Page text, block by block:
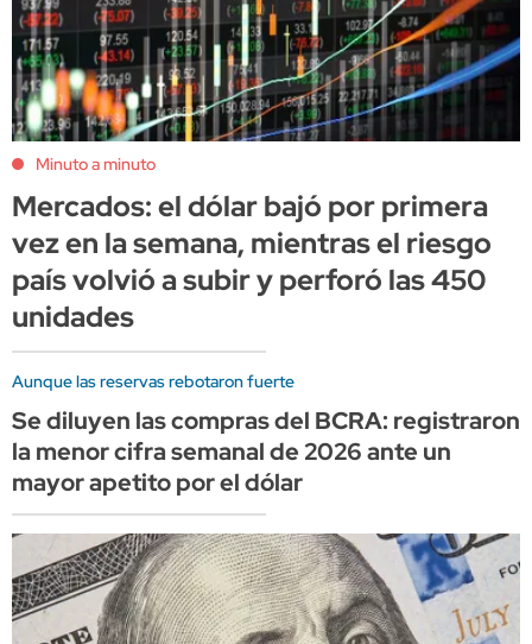
Minuto a minuto
Mercados: el dólar bajó por primera
vez en la semana, mientras el riesgo
país volvió a subir y perforó las 450
unidades
Aunque las reservas rebotaron fuerte
Se diluyen las compras del BCRA: registraron
la menor cifra semanal de 2026 ante un
mayor apetito por el dólar